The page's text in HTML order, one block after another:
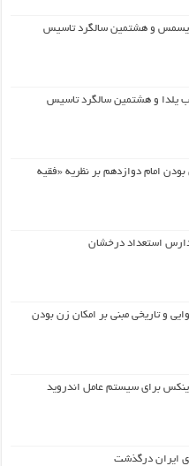
و هشتمین سالگرد تاسیس
یلدا و هشتمین سالگرد تاسیس
امام دوازدهم بر نظریه «فقیه
استعداد درخشان
و تاریخی مبنی بر امکان زن بودن
برای سیستم عامل اندروید
ایران درگذشت